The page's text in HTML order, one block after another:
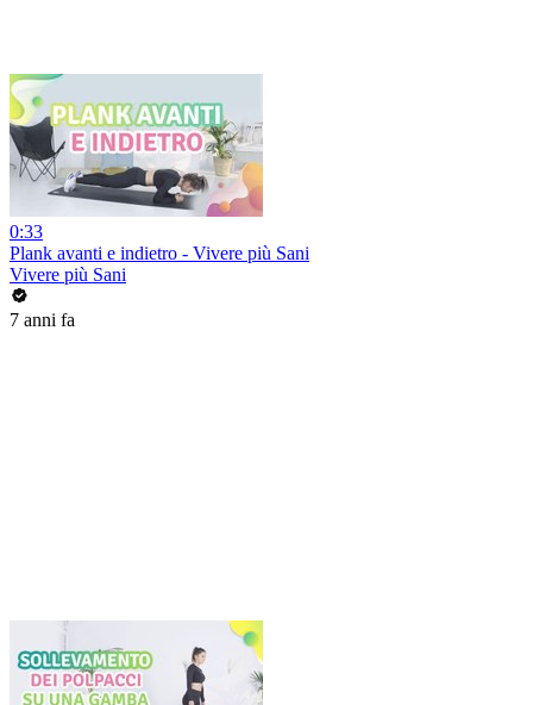
0:33
Plank avanti e indietro - Vivere più Sani
Vivere più Sani
7 anni fa